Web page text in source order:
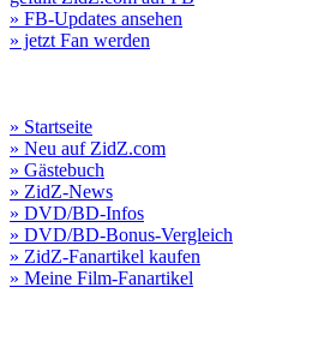
» FB-Updates ansehen
» jetzt Fan werden
» Startseite
» Neu auf ZidZ.com
» Gästebuch
» ZidZ-News
» DVD/BD-Infos
» DVD/BD-Bonus-Vergleich
» ZidZ-Fanartikel kaufen
» Meine Film-Fanartikel